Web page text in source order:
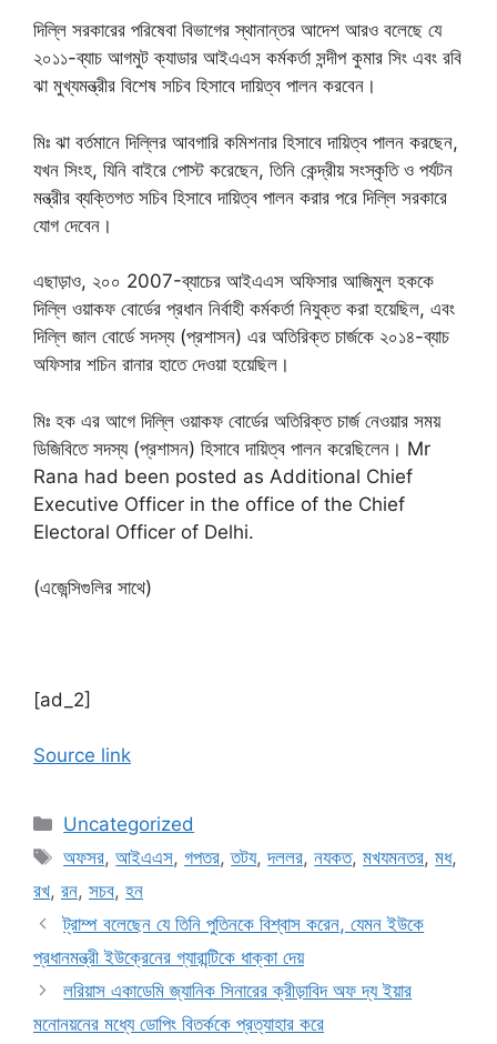
দিল্লি সরকারের পরিষেবা বিভাগের স্থানান্তর আদেশ আরও বলেছে যে
২০১১-ব্যাচ আগমুট ক্যাডার আইএএস কর্মকর্তা সন্দীপ কুমার সিং এবং রবি
ঝা মুখ্যমন্ত্রীর বিশেষ সচিব হিসাবে দায়িত্ব পালন করবেন।
মিঃ ঝা বর্তমানে দিল্লির আবগারি কমিশনার হিসাবে দায়িত্ব পালন করছেন,
যখন সিংহ, যিনি বাইরে পোস্ট করেছেন, তিনি কেন্দ্রীয় সংস্কৃতি ও পর্যটন
মন্ত্রীর ব্যক্তিগত সচিব হিসাবে দায়িত্ব পালন করার পরে দিল্লি সরকারে
যোগ দেবেন।
এছাড়াও, ২০০ 2007-ব্যাচের আইএএস অফিসার আজিমুল হককে
দিল্লি ওয়াকফ বোর্ডের প্রধান নির্বাহী কর্মকর্তা নিযুক্ত করা হয়েছিল, এবং
দিল্লি জাল বোর্ডে সদস্য (প্রশাসন) এর অতিরিক্ত চার্জকে ২০১৪-ব্যাচ
অফিসার শচিন রানার হাতে দেওয়া হয়েছিল।
মিঃ হক এর আগে দিল্লি ওয়াকফ বোর্ডের অতিরিক্ত চার্জ নেওয়ার সময়
ডিজিবিতে সদস্য (প্রশাসন) হিসাবে দায়িত্ব পালন করেছিলেন। Mr
Rana had been posted as Additional Chief
Executive Officer in the office of the Chief
Electoral Officer of Delhi.
(এজেন্সিগুলির সাথে)
[ad_2]
Source link
Categories
Uncategorized
Tags
অফসর,আইএএস,গপতর,তটয,দললর,নযকত,মখযমনতর,মধ,
রখ, রন, সচব, হন
ট্রাম্প বলেছেন যে তিনি পুতিনকে বিশ্বাস করেন, যেমন ইউকে
প্রধানমন্ত্রী ইউক্রেনের গ্যারান্টিকে ধাক্কা দেয়
লরিয়াস একাডেমি জ্যানিক সিনারের ক্রীড়াবিদ অফ দ্য ইয়ার
মনোনয়নের মধ্যে ডোপিং বিতর্ককে প্রত্যাহার করে